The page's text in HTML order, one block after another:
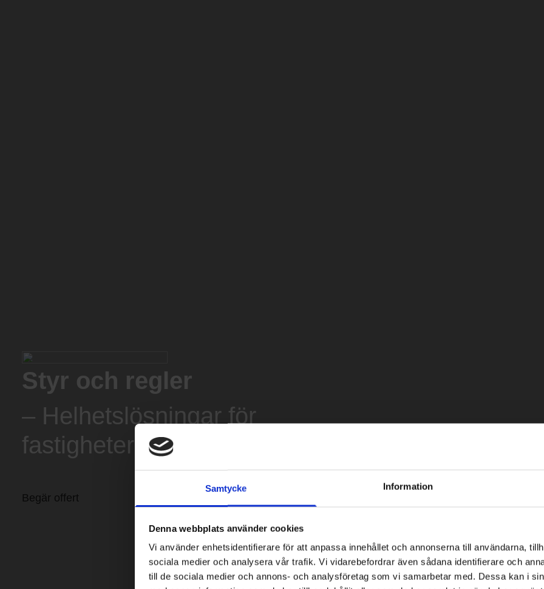
Samtycke Information
Denna webbplats använder cookies
Vi använder enhetsidentifierare för att anpassa innehållet och annonserna till användarna,
sociala medier och analysera vår trafik. Vi vidarebefordrar även sådana identifierare och
till de sociala medier och annons- och analysföretag som vi samarbetar med. Dessa kan i
Styr och regler
– Helhetslösningar för
fastigheter
Begär offert